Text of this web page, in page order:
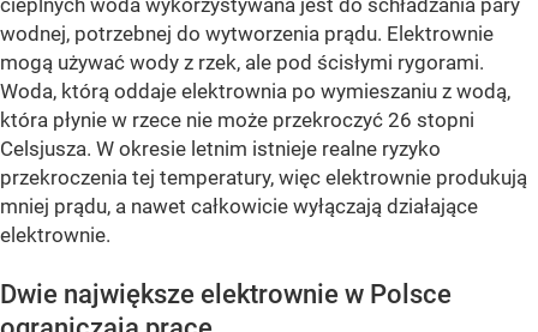
cieplnych woda wykorzystywana jest do schładzania pary
wodnej, potrzebnej do wytworzenia prądu. Elektrownie
mogą używać wody z rzek, ale pod ścisłymi rygorami.
Woda, którą oddaje elektrownia po wymieszaniu z wodą,
która płynie w rzece nie może przekroczyć 26 stopni
Celsjusza. W okresie letnim istnieje realne ryzyko
przekroczenia tej temperatury, więc elektrownie produkują
mniej prądu, a nawet całkowicie wyłączają działające
elektrownie.
Dwie największe elektrownie w Polsce